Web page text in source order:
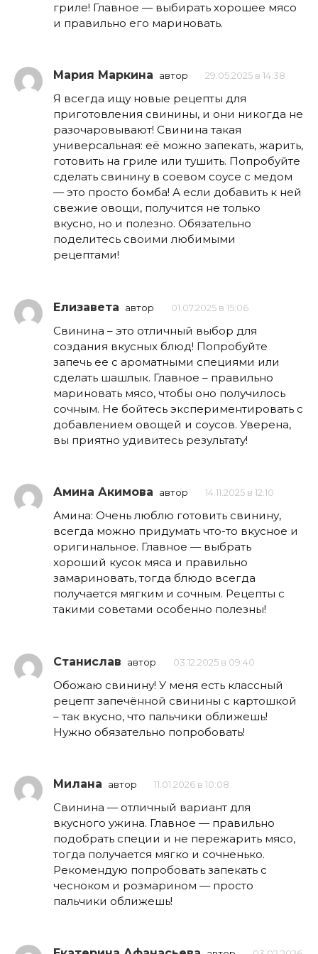
гриле! Главное — выбирать хорошее мясо
и правильно его мариновать.
Мария Маркина автор 29.05.2025 в 14:38
Я всегда ищу новые рецепты для
приготовления свинины, и они никогда не
разочаровывают! Свинина такая
универсальная: её можно запекать, жарить,
готовить на гриле или тушить. Попробуйте
сделать свинину в соевом соусе с медом
— это просто бомба! А если добавить к ней
свежие овощи, получится не только
вкусно, но и полезно. Обязательно
поделитесь своими любимыми
рецептами!
Елизавета автор 01.07.2025 в 15:06
Свинина – это отличный выбор для
создания вкусных блюд! Попробуйте
запечь ее с ароматными специями или
сделать шашлык. Главное – правильно
мариновать мясо, чтобы оно получилось
сочным. Не бойтесь экспериментировать с
добавлением овощей и соусов. Уверена,
вы приятно удивитесь результату!
Амина Акимова автор 14.11.2025 в 12:10
Амина: Очень люблю готовить свинину,
всегда можно придумать что-то вкусное и
оригинальное. Главное — выбрать
хороший кусок мяса и правильно
замариновать, тогда блюдо всегда
получается мягким и сочным. Рецепты с
такими советами особенно полезны!
Станислав автор 03.12.2025 в 09:40
Обожаю свинину! У меня есть классный
рецепт запечённой свинины с картошкой
– так вкусно, что пальчики оближешь!
Нужно обязательно попробовать!
Милана автор 11.01.2026 в 10:08
Свинина — отличный вариант для
вкусного ужина. Главное — правильно
подобрать специи и не пережарить мясо,
тогда получается мягко и сочненько.
Рекомендую попробовать запекать с
чесноком и розмарином — просто
пальчики оближешь!